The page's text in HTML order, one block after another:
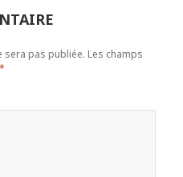
sera pas publiée. Les champs
*